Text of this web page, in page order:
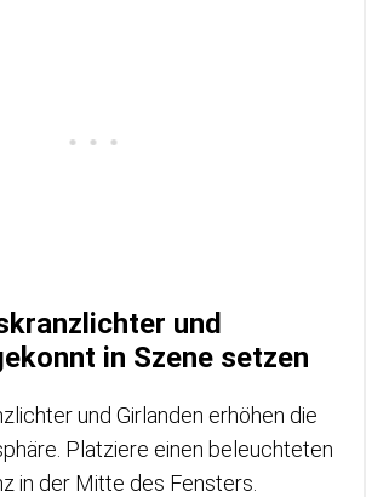
und
in Szene setzen
und Girlanden erhöhen die
Platziere einen beleuchteten
in der Mitte des Fensters.